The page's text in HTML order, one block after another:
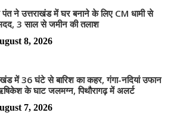
ने उत्तराखंड में घर बनाने के लिए CM धामी से
मदद, 3 साल से जमीन की तलाश
8, 2026
में 36 घंटे से बारिश का कहर, गंगा-नदियां उफान
के घाट जलमग्न, पिथौरागढ़ में अलर्ट
7, 2026